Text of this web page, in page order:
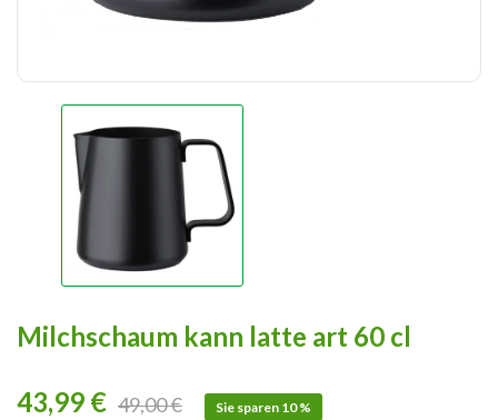
Milchschaum kann latte art 60 cl
43,99 € 49,00 € Sie sparen 10 %